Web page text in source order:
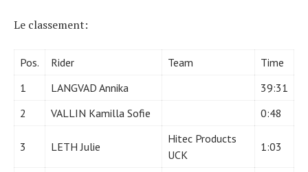
Le classement:
Pos. Rider Team
Time
1
LANGVAD Annika
39:31
2
VALLIN Kamilla Sofie 0:48
3 LETH Julie
Hitec Products
UCK
1:03